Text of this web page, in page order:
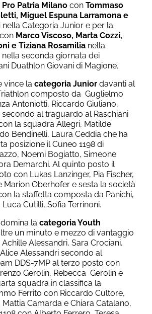
Pro Patria Milano con Tommaso
Miguel Espuna Larramona e
nella Categoria Junior e per la
con Marco Viscoso, Marta Cozzi,
e Tiziana Rosamilia nella
seconda giornata dei
Duathlon Giovani di Magione.
vince la categoria Junior davanti al
composto da Guglielmo
Antoniotti, Riccardo Giuliano,
secondo al traguardo al Raschiani
la squadra Allegri, Matilde
Bendinelli, Laura Ceddia che ha
posizione il Cuneo 1198 di
Noemi Bogiatto, Simeone
Demarchi. Al quinto posto il
con Lukas Lanzinger, Pia Fischer,
Marion Oberhofer e sesta la società
la staffetta composta da Panichi,
Cutilli, Sofia Terrinoni.
la categoria Youth
un minuto e mezzo di vantaggio
Achille Alessandri, Sara Crociani,
Alessandri secondo al
DDS-7MP al terzo posto con
Gerolin, Rebecca Gerolin e
squadra in classifica la
Ferrito con Riccardo Cultore,
Camarda e Chiara Catalano,